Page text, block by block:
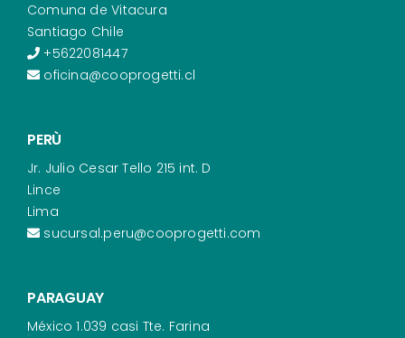
Comuna de Vitacura
Santiago Chile
+5622081447
oficina@cooprogetti.cl
PERÙ
Jr. Julio Cesar Tello 215 int. D
Lince
Lima
sucursal.peru@cooprogetti.com
PARAGUAY
México 1.039 casi Tte. Farina